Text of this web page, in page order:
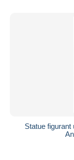
Statue figurant